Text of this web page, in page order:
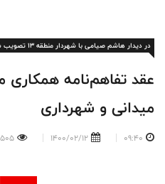
-
-
در دیدار هاشم صیامی با شهردار منطقه ۱۳ تصویب ‌شد؛
عقد تفاهم‌نامه همکاری
میدانی و شهرداری
09:40
1400/02/12